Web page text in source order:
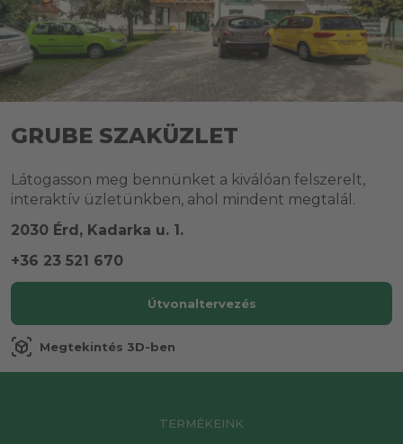
GRUBE SZAKÜZLET
Látogasson meg bennünket a kiválóan felszerelt,
interaktív üzletünkben, ahol mindent megtalál.
2030 Érd, Kadarka u. 1.
+36 23 521 670
Útvonaltervezés
view_in_ar Megtekintés 3D-ben
TERMÉKEINK